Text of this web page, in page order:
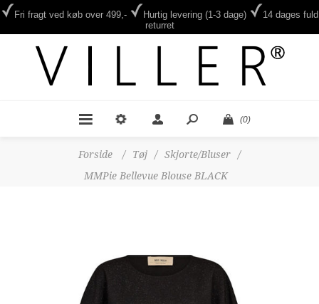
Fri fragt ved køb over 499,- Hurtig levering (1-3 dage)
14 dages fuld
returret
(0)
Forside / Tøj / Skjorte/Bluser
/
MMPie Bellevue Blouse BLACK